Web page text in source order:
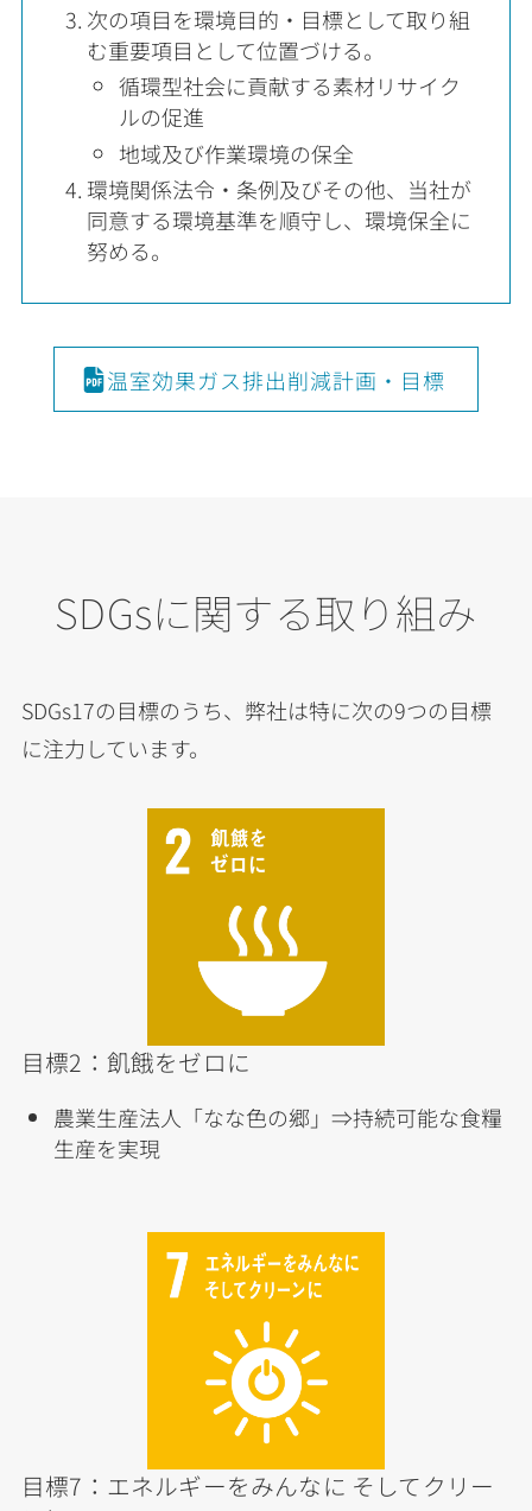
次の項目を環境目的・目標として取り組
む重要項目として位置づける。
循環型社会に貢献する素材リサイク
ルの促進
地域及び作業環境の保全
環境関係法令・条例及びその他、当社が
同意する環境基準を順守し、環境保全に
努める。
温室効果ガス排出削減計画・目標
SDGsに関する取り組み
SDGs17の目標のうち、弊社は特に次の9つの目標
に注力しています。
目標2：飢餓をゼロに
農業生産法人「なな色の郷」⇒持続可能な食糧
生産を実現
目標7：エネルギーをみんなに そしてクリー